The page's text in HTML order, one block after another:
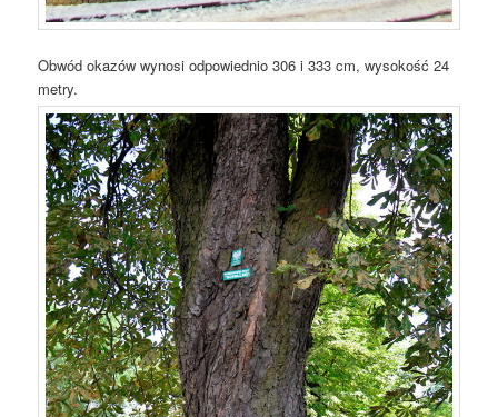
Obwód okazów wynosi odpowiednio 306 i 333 cm, wysokość 24
metry.